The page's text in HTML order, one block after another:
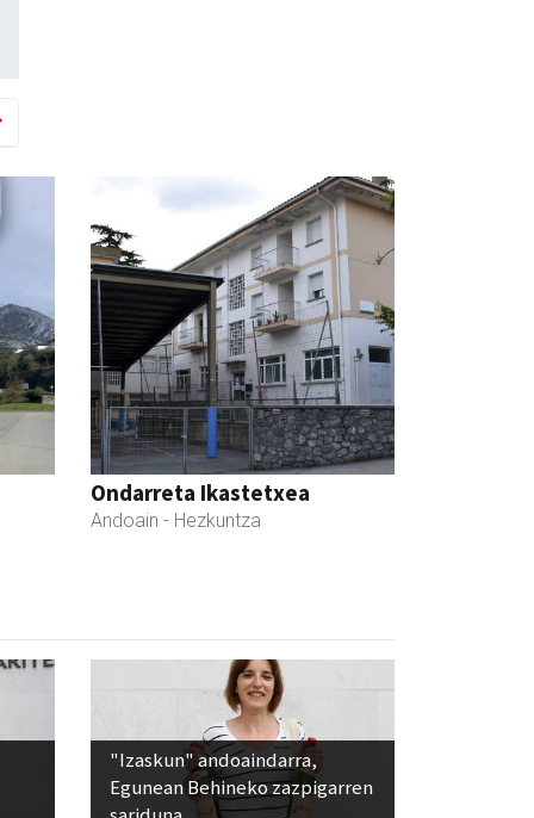
Ondarreta Ikastetxea
Andoain - Hezkuntza
"Izaskun" andoaindarra,
Egunean Behineko zazpigarren